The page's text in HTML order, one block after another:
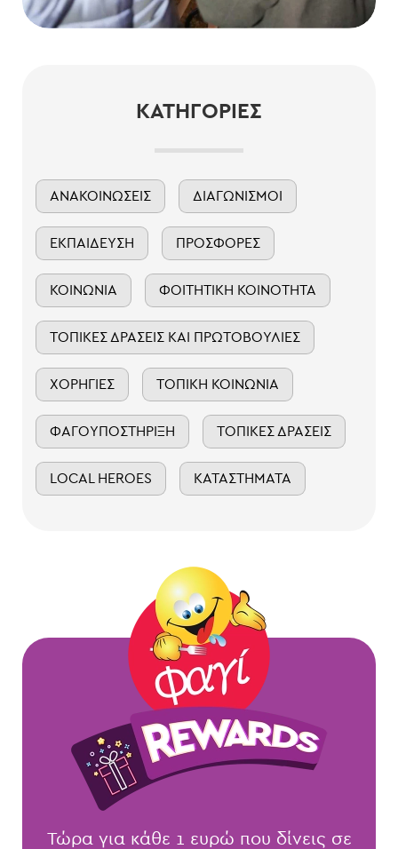
ΚΑΤΗΓΟΡΊΕΣ
ΑΝΑΚΟΙΝΏΣΕΙΣ ΔΙΑΓΩΝΙΣΜΟΊ
ΕΚΠΑΊΔΕΥΣΗ ΠΡΟΣΦΟΡΈΣ
ΚΟΙΝΩΝΊΑ ΦΟΙΤΗΤΙΚΉ ΚΟΙΝΌΤΗΤΑ
ΤΟΠΙΚΈΣ ΔΡΆΣΕΙΣ ΚΑΙ ΠΡΩΤΟΒΟΥΛΊΕΣ
ΧΟΡΗΓΊΕΣ ΤΟΠΙΚΉ ΚΟΙΝΩΝΊΑ
ΦΑΓΟΥΠΟΣΤΉΡΙΞΗ ΤΟΠΙΚΈΣ ΔΡΆΣΕΙΣ
LOCAL HEROES ΚΑΤΑΣΤΉΜΑΤΑ
Τώρα για κάθε 1 ευρώ που δίνεις σε